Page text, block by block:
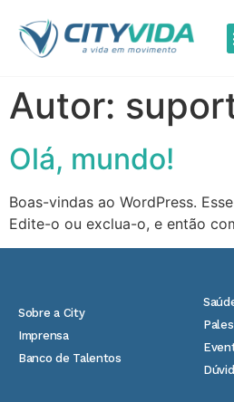
Autor:
Olá, mundo!
Boas-vindas ao WordPress.
Edite-o ou exclua-o, e então
Sobre a City
Imprensa
Banco de Talentos